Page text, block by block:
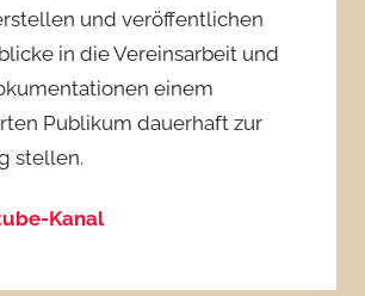
und veröffentlichen
in die Vereinsarbeit und
einem
Publikum dauerhaft zur
stellen.
Kanal